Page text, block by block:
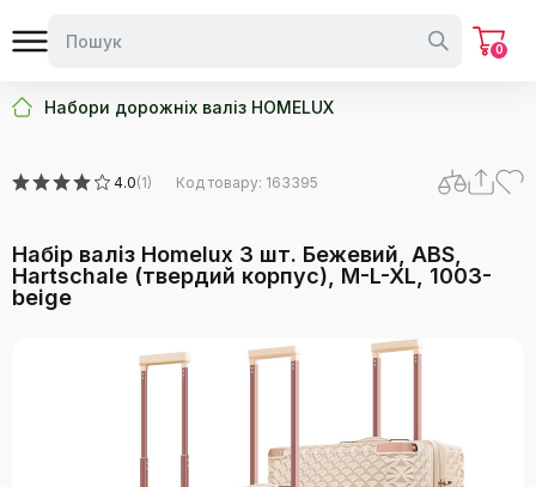
0
Набори дорожніх валіз HOMELUX
4.0(1) Код товару: 163395
Набір валіз Homelux 3 шт. Бежевий, ABS,
Hartschale (твердий корпус), M-L-XL, 1003-
beige